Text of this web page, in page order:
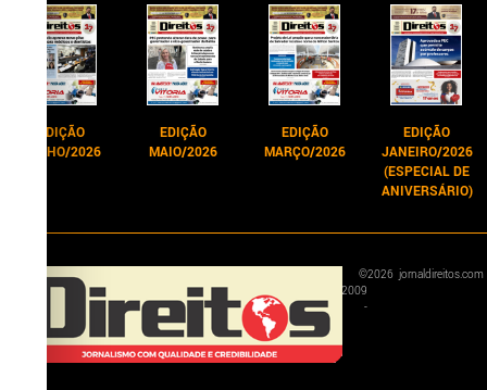
EDIÇÃO
JUNHO/2026
EDIÇÃO
MAIO/2026
EDIÇÃO
MARÇO/2026
EDIÇÃO
JANEIRO/2026
(ESPECIAL DE
ANIVERSÁRIO)
©
2009
-
2026 jornaldireitos.com